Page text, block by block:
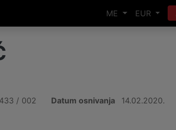
ME EUR
/ 002 Datum osnivanja 14.02.2020.